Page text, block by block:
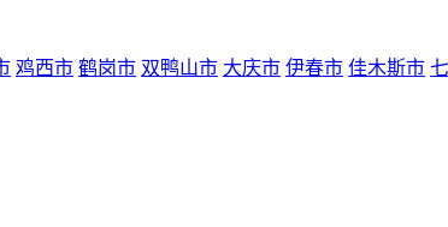
鸡西市 鹤岗市 双鸭山市 大庆市 伊春市 佳木斯市